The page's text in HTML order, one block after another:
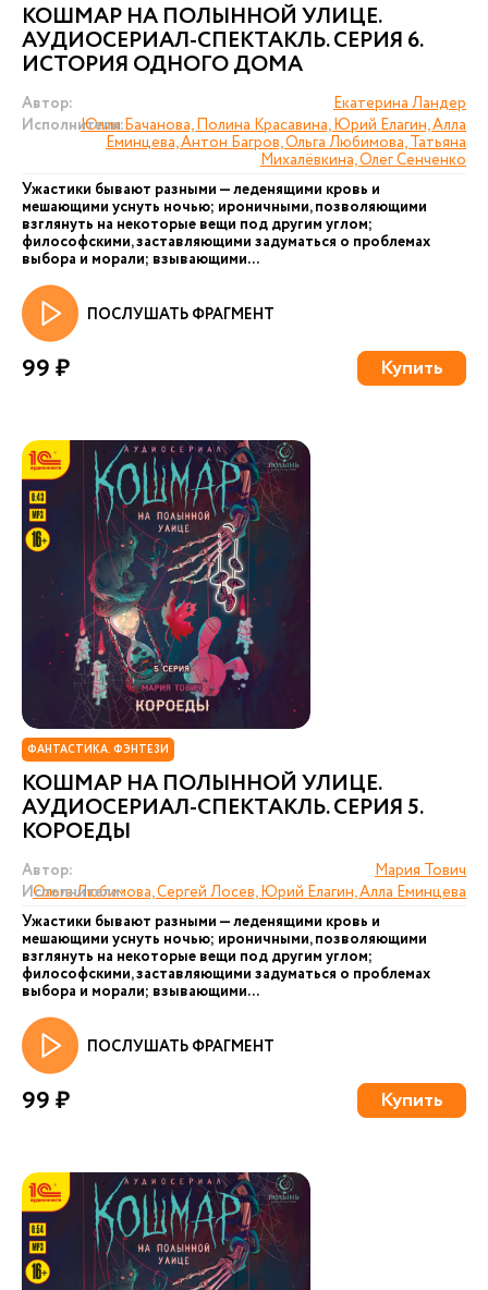
КОШМАР НА ПОЛЫННОЙ УЛИЦЕ.
АУДИОСЕРИАЛ-СПЕКТАКЛЬ. СЕРИЯ 6.
ИСТОРИЯ ОДНОГО ДОМА
Автор:
Екатерина Ландер
Исполнители:Юлия Бачанова, Полина Красавина, Юрий Елагин, Алла
Еминцева, Антон Багров, Ольга Любимова, Татьяна
Михалёвкина, Олег Сенченко
Ужастики бывают разными — леденящими кровь и
мешающими уснуть ночью; ироничными, позволяющими
взглянуть на некоторые вещи под другим углом;
философскими, заставляющими задуматься о проблемах
выбора и морали; взывающими...
ПОСЛУШАТЬ ФРАГМЕНТ
99 ₽ Купить
ФАНТАСТИКА. ФЭНТЕЗИ
КОШМАР НА ПОЛЫННОЙ УЛИЦЕ.
АУДИОСЕРИАЛ-СПЕКТАКЛЬ. СЕРИЯ 5.
КОРОЕДЫ
Автор:
Мария Тович
Исполнители:
Ольга Любимова, Сергей Лосев, Юрий Елагин, Алла Еминцева
Ужастики бывают разными — леденящими кровь и
мешающими уснуть ночью; ироничными, позволяющими
взглянуть на некоторые вещи под другим углом;
философскими, заставляющими задуматься о проблемах
выбора и морали; взывающими...
ПОСЛУШАТЬ ФРАГМЕНТ
99 ₽ Купить